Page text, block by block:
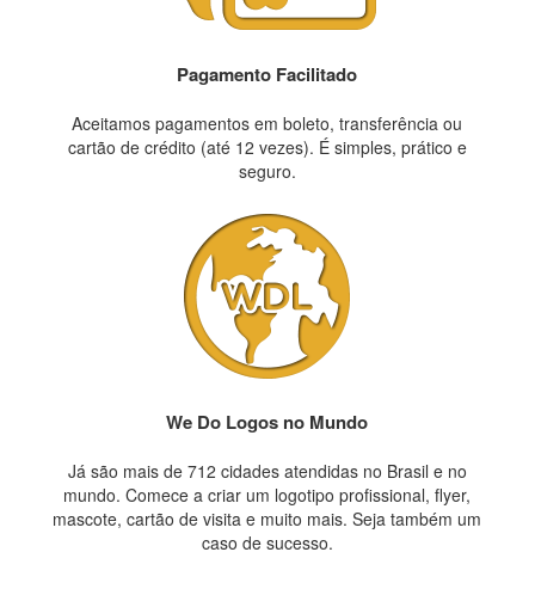
Pagamento Facilitado
Aceitamos pagamentos em boleto, transferência ou
cartão de crédito (até 12 vezes). É simples, prático e
seguro.
We Do Logos no Mundo
Já são mais de 712 cidades atendidas no Brasil e no
mundo. Comece a criar um logotipo profissional, flyer,
mascote, cartão de visita e muito mais. Seja também um
caso de sucesso.